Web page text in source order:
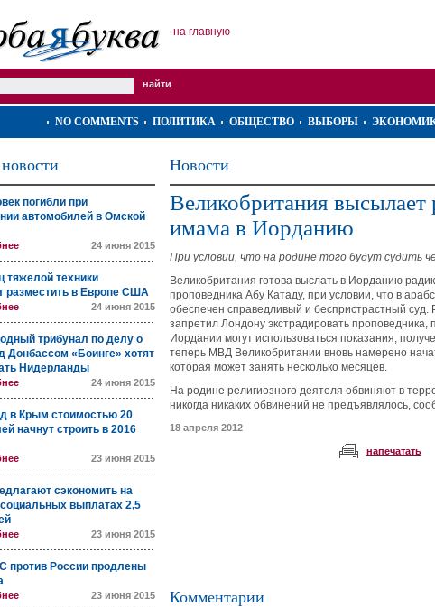
на главную
NO COMMENTS ПОЛИТИКА ОБЩЕСТВО ВЫБОРЫ
погибли при
автомобилей в Омской
24 июня 2015
тяжелой техники
разместить в Европе США
24 июня 2015
трибунал по делу о
Донбассом «Боинге» хотят
Нидерланды
24 июня 2015
в Крым стоимостью 20
начнут строить в 2016
23 июня 2015
сэкономить на
выплатах 2,5
23 июня 2015
против России продлены
23 июня 2015
Новости
Великобритания высылает
имама в Иорданию
При условии, что на родине того будут судить
Великобритания готова выслать в Иорданию
проповедника Абу Катаду, при условии, что в
обеспечен справедливый и беспристрастный суд.
запретил Лондону экстрадировать проповедника,
Иордании могут использоваться показания,
теперь МВД Великобритании вновь намерено
которая может занять несколько месяцев.
На родине религиозного деятеля обвиняют в
никогда никаких обвинений не предъявлялось,
18 апреля 2012
напечатать
Комментарии